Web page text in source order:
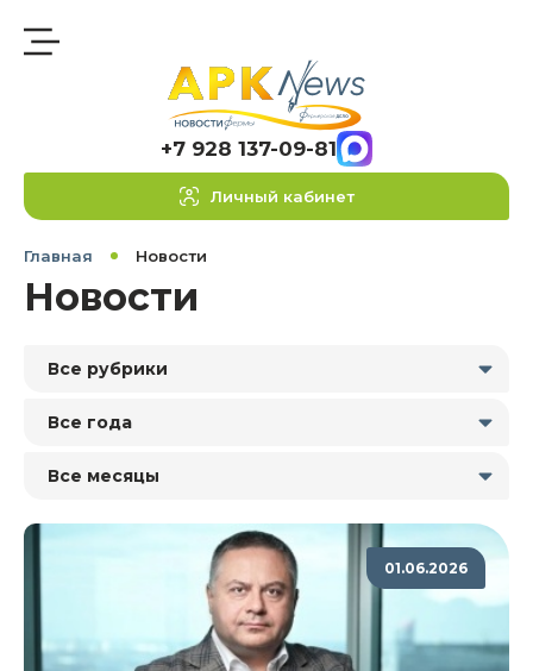
+7 928 137-09-81
Личный кабинет
Главная Новости
Новости
Все рубрики
Все года
Все месяцы
01.06.2026